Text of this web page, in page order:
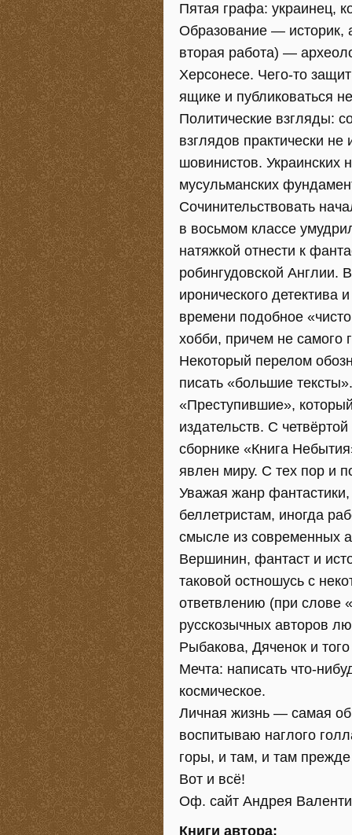
Пятая графа: украинец,
Образование — историк,
вторая работа) —
Херсонесе. Чего-то
ящике и публиковаться
Политические взгляды:
взглядов практически
шовинистов. Украинских
мусульманских
Сочинительствовать
в восьмом классе
натяжкой отнести к
робингудовской Англии.
иронического детектива
времени подобное
хобби, причем не самого
Некоторый перелом
писать «большие
«Преступившие»,
издательств. С
сборнике «Книга
явлен миру. С тех пор и
Уважая жанр
беллетристам, иногда
смысле из современных
Вершинин, фантаст и
таковой остношусь с
ответвлению (при слове
русскозычных авторов
Рыбакова, Дяченок и
Мечта: написать что-
космическое.
Личная жизнь — самая
воспитываю наглого
горы, и там, и там
Вот и всё!
Оф. сайт Андрея
Книги автора: